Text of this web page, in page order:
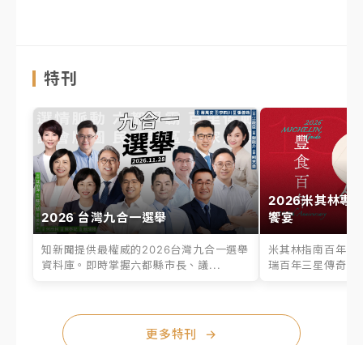
特刊
2026 台灣九合一選舉
知新聞提供最權威的2026台灣九合一選舉
資料庫。即時掌握六都縣市長、議...
2026米其林專
饗宴
米其林指南百年之
瑞百年三星傳奇、
更多特刊 →